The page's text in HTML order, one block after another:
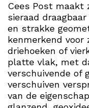
Cees Post maakt
sieraad
en strakke
kenmerkend voor
driehoeken of
platte vlak, met
verschuivende of
verschuiven
van de